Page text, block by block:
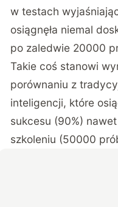
w testach
osiągnęła niemal
po zaledwie 20000
Takie coś stanowi
porównaniu z
inteligencji, które
sukcesu (90%)
szkoleniu (50000